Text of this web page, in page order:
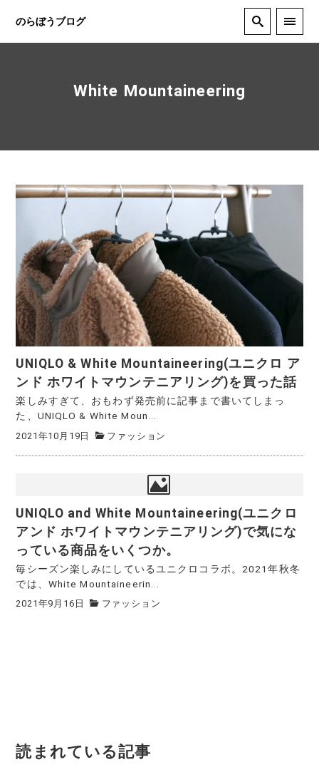
のらぼうブログ
White Mountaineering
UNIQLO & White Mountaineering(ユニクロ ア
ンド ホワイトマウンテニアリング)を買った話
楽しみすぎて、おもわず発売前に記事まで書いてしまっ
た、UNIQLO & White Moun...
2021年10月19日 ファッション
UNIQLO and White Mountaineering(ユニクロ
アンド ホワイトマウンテニアリング)で気にな
っている商品をいくつか。
毎シーズン楽しみにしているユニクロコラボ。2021年秋冬
では、White Mountaineerin...
2021年9月16日 ファッション
読まれている記事